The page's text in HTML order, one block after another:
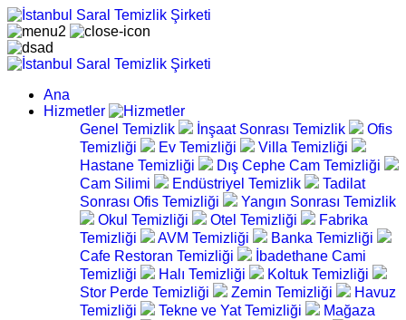
Ana
Hizmetler
Genel Temizlik
İnşaat Sonrası Temizlik
Ofis
Temizliği
Ev Temizliği
Villa Temizliği
Hastane Temizliği
Dış Cephe Cam Temizliği
Cam Silimi
Endüstriyel Temizlik
Tadilat
Sonrası Ofis Temizliği
Yangın Sonrası Temizlik
Okul Temizliği
Otel Temizliği
Fabrika
Temizliği
AVM Temizliği
Banka Temizliği
Cafe Restoran Temizliği
İbadethane Cami
Temizliği
Halı Temizliği
Koltuk Temizliği
Stor Perde Temizliği
Zemin Temizliği
Havuz
Temizliği
Tekne ve Yat Temizliği
Mağaza